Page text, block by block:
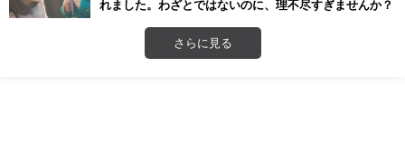
れました。わざとではないのに、理不尽すぎませんか？
さらに見る